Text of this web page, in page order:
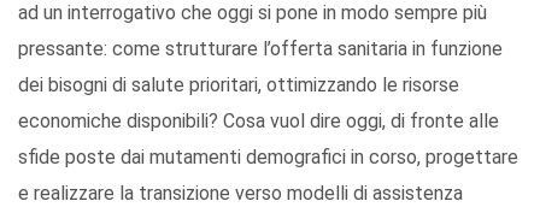
ad un interrogativo che oggi si pone in modo sempre più
pressante: come strutturare l’offerta sanitaria in funzione
dei bisogni di salute prioritari, ottimizzando le risorse
economiche disponibili? Cosa vuol dire oggi, di fronte alle
sfide poste dai mutamenti demografici in corso, progettare
e realizzare la transizione verso modelli di assistenza